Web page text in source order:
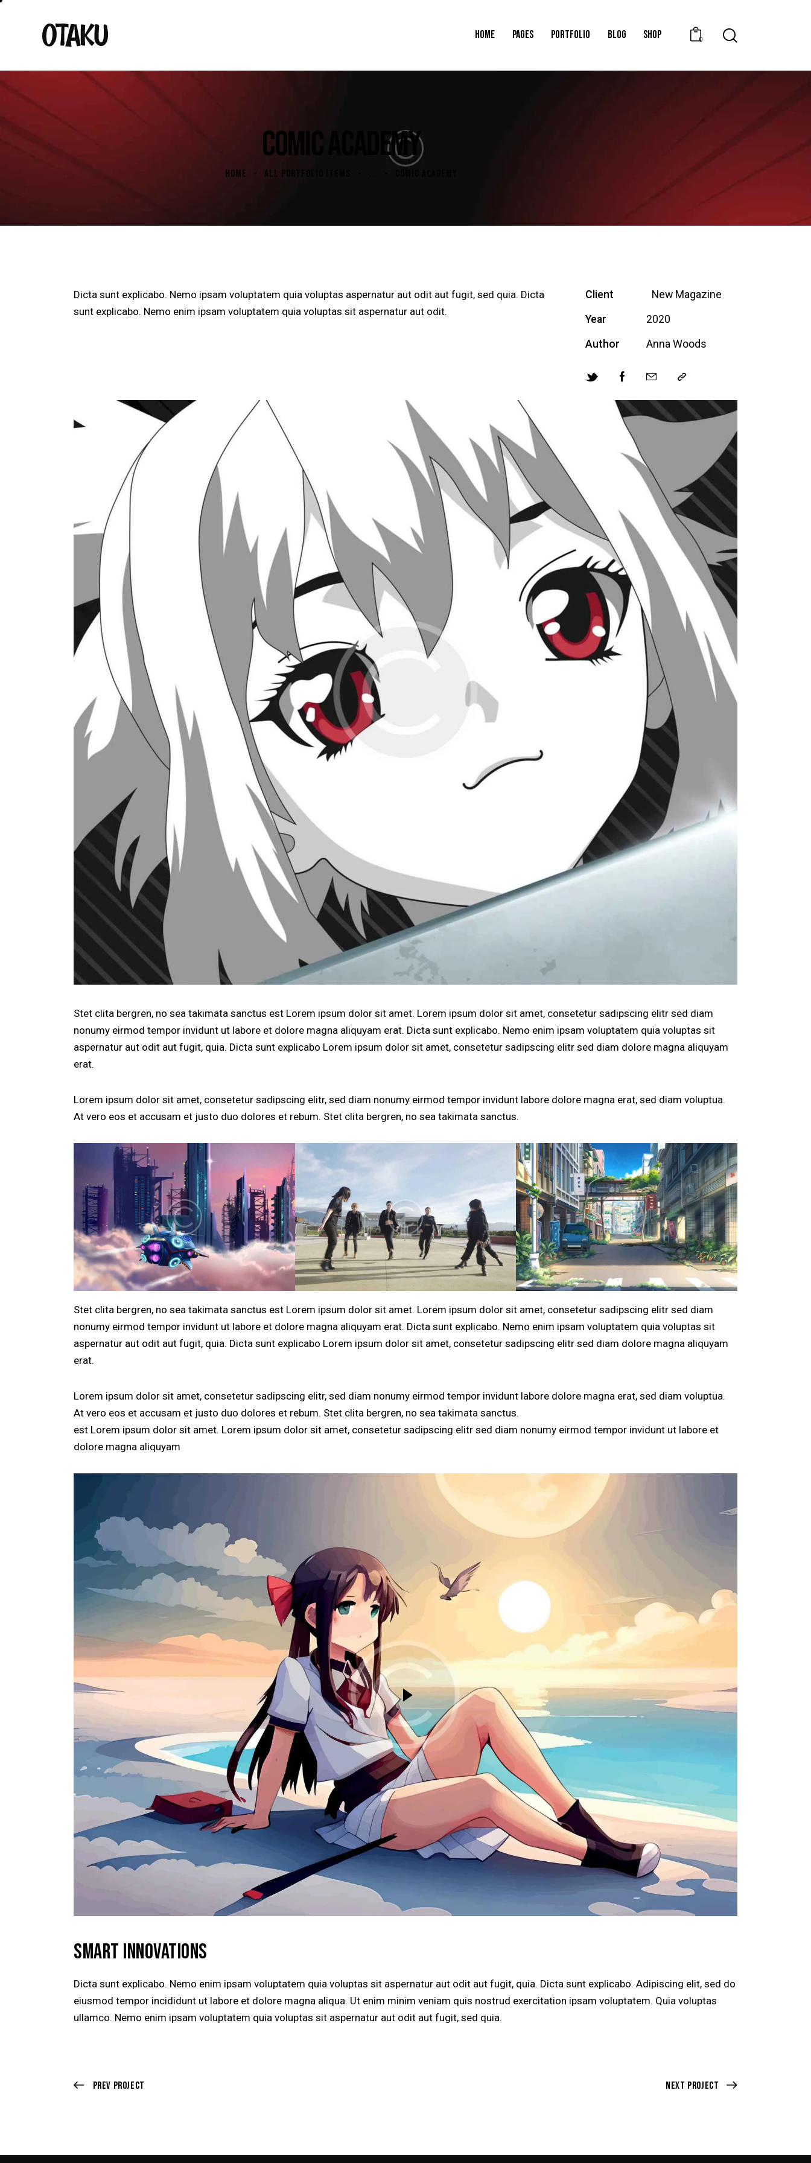
HOME PAGES PORTFOLIO BLOG SHOP 0
COMIC ACADEMY
HOME ALL PORTFOLIO ITEMS
Dicta sunt explicabo. Nemo ipsam voluptatem quia voluptas aspernatur aut odit aut fugit, sed quia. Dicta
sunt explicabo. Nemo enim ipsam voluptatem quia voluptas sit aspernatur aut odit.
Client
New Magazine
Year
2020
Author
Anna Woods
Stet clita bergren, no sea takimata sanctus est Lorem ipsum dolor sit amet. Lorem ipsum dolor sit amet, consetetur sadipscing elitr sed diam
nonumy eirmod tempor invidunt ut labore et dolore magna aliquyam erat. Dicta sunt explicabo. Nemo enim ipsam voluptatem quia voluptas sit
aspernatur aut odit aut fugit, quia. Dicta sunt explicabo Lorem ipsum dolor sit amet, consetetur sadipscing elitr sed diam dolore magna aliquyam
erat.
Lorem ipsum dolor sit amet, consetetur sadipscing elitr, sed diam nonumy eirmod tempor invidunt labore dolore magna erat, sed diam voluptua.
At vero eos et accusam et justo duo dolores et rebum. Stet clita bergren, no sea takimata sanctus.
Stet clita bergren, no sea takimata sanctus est Lorem ipsum dolor sit amet. Lorem ipsum dolor sit amet, consetetur sadipscing elitr sed diam
nonumy eirmod tempor invidunt ut labore et dolore magna aliquyam erat. Dicta sunt explicabo. Nemo enim ipsam voluptatem quia voluptas sit
aspernatur aut odit aut fugit, quia. Dicta sunt explicabo Lorem ipsum dolor sit amet, consetetur sadipscing elitr sed diam dolore magna aliquyam
erat.
Lorem ipsum dolor sit amet, consetetur sadipscing elitr, sed diam nonumy eirmod tempor invidunt labore dolore magna erat, sed diam voluptua.
At vero eos et accusam et justo duo dolores et rebum. Stet clita bergren, no sea takimata sanctus.
est Lorem ipsum dolor sit amet. Lorem ipsum dolor sit amet, consetetur sadipscing elitr sed diam nonumy eirmod tempor invidunt ut labore et
dolore magna aliquyam
SMART INNOVATIONS
Dicta sunt explicabo. Nemo enim ipsam voluptatem quia voluptas sit aspernatur aut odit aut fugit, quia. Dicta sunt explicabo. Adipiscing elit, sed do
eiusmod tempor incididunt ut labore et dolore magna aliqua. Ut enim minim veniam quis nostrud exercitation ipsam voluptatem. Quia voluptas
ullamco. Nemo enim ipsam voluptatem quia voluptas sit aspernatur aut odit aut fugit, sed quia.
Prev Project Next Project